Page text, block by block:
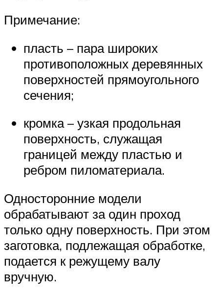
Примечание:
пласть – пара широких
противоположных деревянных
поверхностей прямоугольного
сечения;
кромка – узкая продольная
поверхность, служащая
границей между пластью и
ребром пиломатериала.
Односторонние модели
обрабатывают за один проход
только одну поверхность. При этом
заготовка, подлежащая обработке,
подается к режущему валу
вручную.